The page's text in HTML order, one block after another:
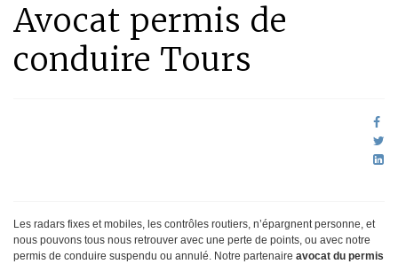
Avocat permis de
conduire Tours
Les radars fixes et mobiles, les contrôles routiers, n’épargnent personne, et
nous pouvons tous nous retrouver avec une perte de points, ou avec notre
permis de conduire suspendu ou annulé. Notre partenaire avocat du permis